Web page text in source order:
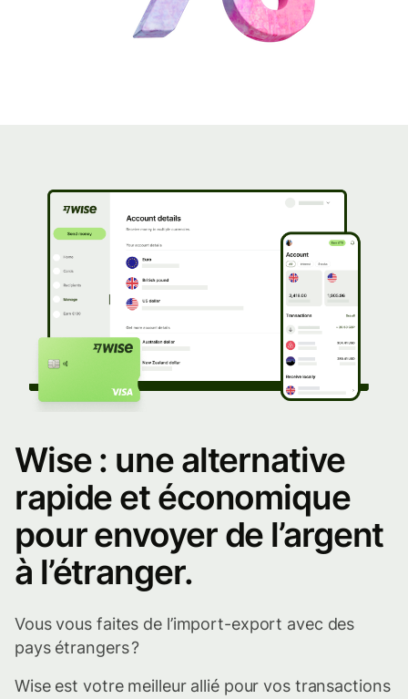
taux
de
TVA
les
produits
auxquels
ils
correspondent.
Wise : une alternative
rapide et économique
pour envoyer de l’argent
à l’étranger.
Vous vous faites de l’import-export avec des
pays étrangers ?
Wise est votre meilleur allié pour vos transactions